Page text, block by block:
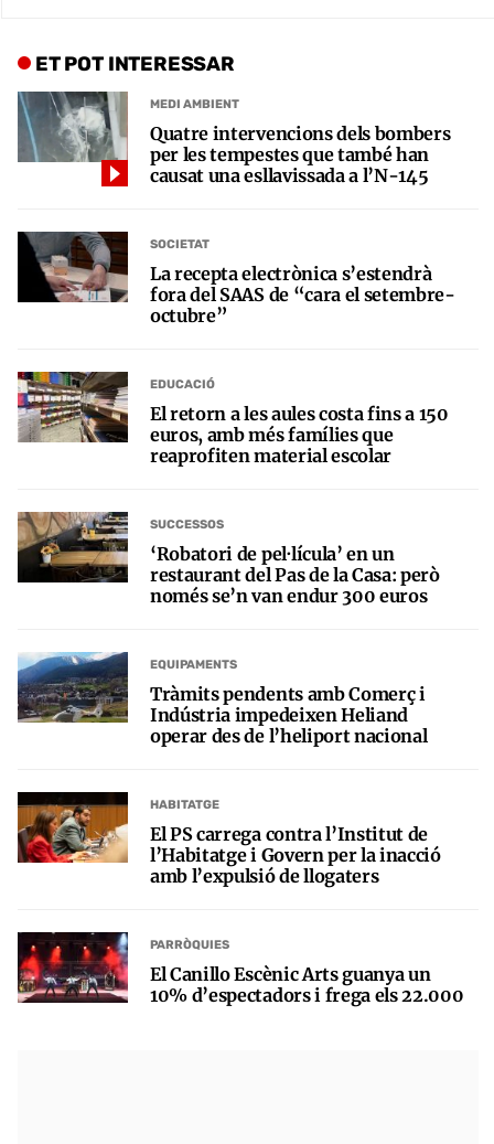
ET POT INTERESSAR
MEDI AMBIENT
Quatre intervencions dels bombers
per les tempestes que també han
causat una esllavissada a l’N-145
SOCIETAT
La recepta electrònica s’estendrà
fora del SAAS de “cara el setembre-
octubre”
EDUCACIÓ
El retorn a les aules costa fins a 150
euros, amb més famílies que
reaprofiten material escolar
SUCCESSOS
‘Robatori de pel·lícula’ en un
restaurant del Pas de la Casa: però
només se’n van endur 300 euros
EQUIPAMENTS
Tràmits pendents amb Comerç i
Indústria impedeixen Heliand
operar des de l’heliport nacional
HABITATGE
El PS carrega contra l’Institut de
l’Habitatge i Govern per la inacció
amb l’expulsió de llogaters
PARRÒQUIES
El Canillo Escènic Arts guanya un
10% d’espectadors i frega els 22.000